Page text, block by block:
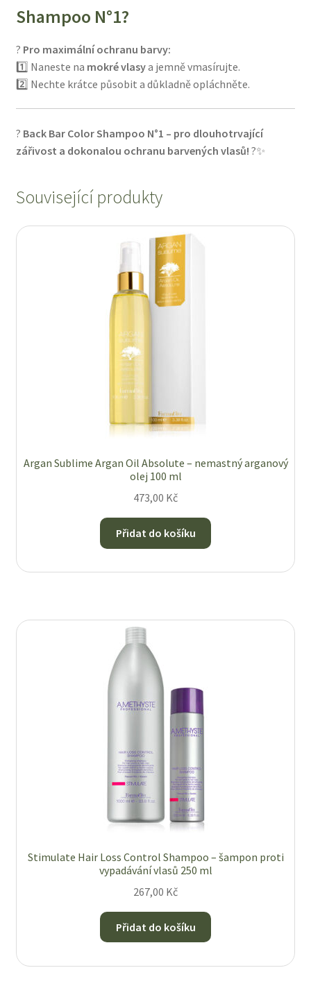
Shampoo N°1?
? Pro maximální ochranu barvy:
1️⃣ Naneste na mokré vlasya jemně vmasírujte.
2️⃣ Nechte krátce působit a důkladně opláchněte.
? Back Bar Color Shampoo N°1 – pro dlouhotrvající
zářivost a dokonalou ochranu barvených vlasů! ?✨
Související produkty
Argan Sublime Argan Oil Absolute – nemastný arganový
olej 100 ml
473,00 Kč
Přidat do košíku
Stimulate Hair Loss Control Shampoo – šampon proti
vypadávání vlasů 250 ml
267,00 Kč
Přidat do košíku